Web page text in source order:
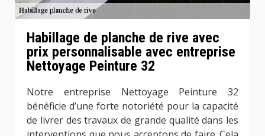
Habillage de planche de rive avec
prix personnalisable avec entreprise
Nettoyage Peinture 32
Notre entreprise Nettoyage Peinture 32
bénéficie d’une forte notoriété pour la capacité
de livrer des travaux de grande qualité dans les